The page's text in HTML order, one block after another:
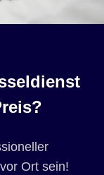
Ort sein!